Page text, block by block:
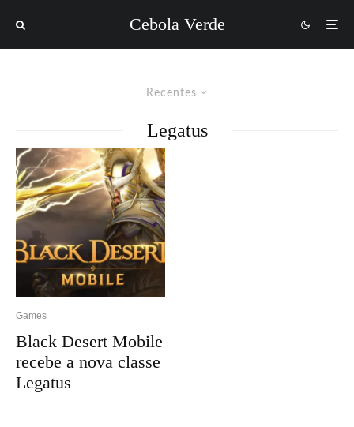
Cebola Verde
Recentes
Legatus
Games
Black Desert Mobile
recebe a nova classe
Legatus